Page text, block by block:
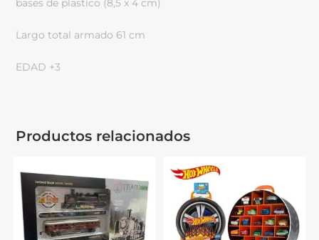
bases de plastico (8,5 x 4 cm)
Largo total armado 61 cm
EDAD +3
Productos relacionados